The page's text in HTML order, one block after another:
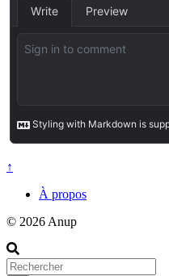
↑
À propos
© 2026 Anup